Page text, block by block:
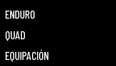
ENDURO
QUAD
EQUIPACIÓN